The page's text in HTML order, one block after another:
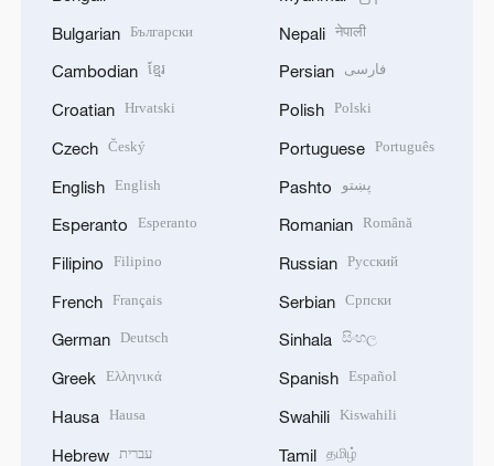
Bulgarian Български
Cambodian ខ្មែរ
Croatian Hrvatski
Czech Český
English English
Esperanto Esperanto
Filipino Filipino
French Français
German Deutsch
Greek Ελληνικά
Hausa Hausa
Hebrew עברית
Nepali नेपाली
Persian فارسی
Polish Polski
Portuguese Português
Pashto پښتو
Romanian Română
Russian Русский
Serbian Српски
Sinhala සිංහල
Spanish Español
Swahili Kiswahili
Tamil தமிழ்